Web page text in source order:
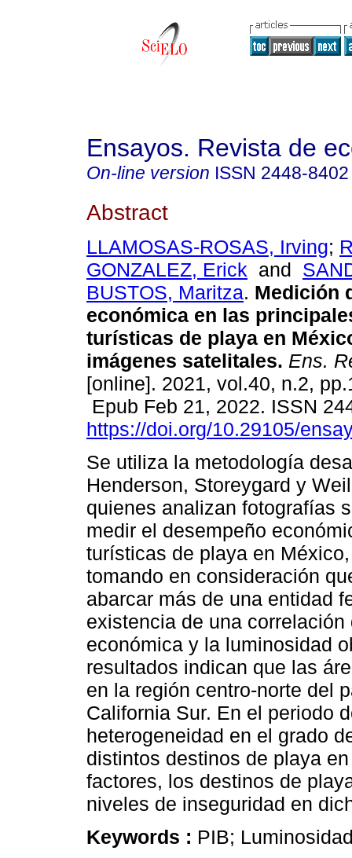
Ensayos. Revista de
On-line version ISSN 2448-8402
Abstract
LLAMOSAS-ROSAS, Irving;
GONZALEZ, Erick and
BUSTOS, Maritza. Medición
económica en las
turísticas de playa en
imágenes satelitales. Ens.
[online]. 2021, vol.40, n.2,
Epub Feb 21, 2022. ISSN
https://doi.org/10.29105/
Se utiliza la metodología
Henderson, Storeygard y
quienes analizan fotografías
medir el desempeño
turísticas de playa en
tomando en consideración
abarcar más de una entidad
existencia de una
económica y la luminosidad
resultados indican que las
en la región centro-norte del
California Sur. En el periodo
heterogeneidad en el grado
distintos destinos de playa
factores, los destinos de
niveles de inseguridad en
Keywords : PIB;